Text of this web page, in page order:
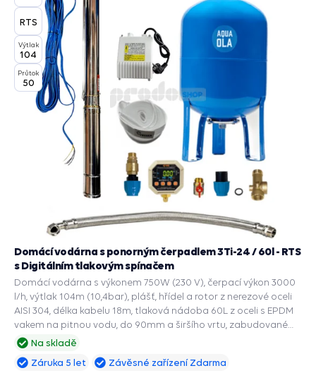
RTS
Výtlak
104
Průtok
50
Na skladě
Domácí vodárna s ponorným čerpadlem 3Ti-24 / 60l - RTS
s Digitálním tlakovým spínačem
Domácí vodárna s výkonem 750W (230 V), čerpací výkon 3000
l/h, výtlak 104m (10,4bar), plášť, hřídel a rotor z nerezové oceli
AISI 304, délka kabelu 18m, tlaková nádoba 60L z oceli s EPDM
vakem na pitnou vodu, do 90mm a širšího vrtu, zabudované
příslušenství a ochranné funkce: PRESS CONTROL na čerpadla,
sucho, Ochrana proti přetížení, Ochrana proti vodnímu rázu.
Záruka 5 let Závěsné zařízení Zdarma